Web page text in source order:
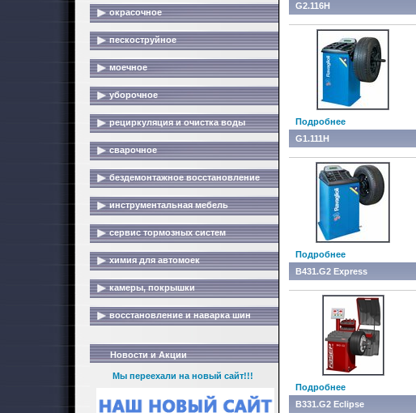
окрасочное
пескоструйное
моечное
уборочное
рециркуляция и очистка воды
сварочное
бездемонтажное восстановление
инструментальная мебель
сервис тормозных систем
химия для автомоек
камеры, покрышки
восстановление и наварка шин
Новости и Акции
Мы переехали на новый сайт!!!
G2.116H
Подробнее
G1.111H
Подробнее
B431.G2 Express
Подробнее
B331.G2 Eclipse